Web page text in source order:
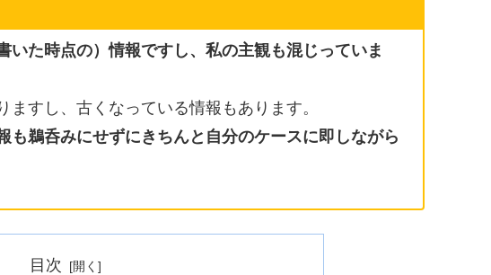
書いた時点の）情報ですし、私の主観も混じっていま
すし、古くなっている情報もあります。
も鵜呑みにせずにきちんと自分のケースに即しながら
目次